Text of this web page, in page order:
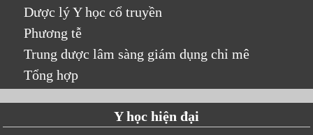
Dược lý Y học cổ truyền
Phương tễ
Trung dược lâm sàng giám dụng chỉ mê
Tổng hợp
Y học hiện đại